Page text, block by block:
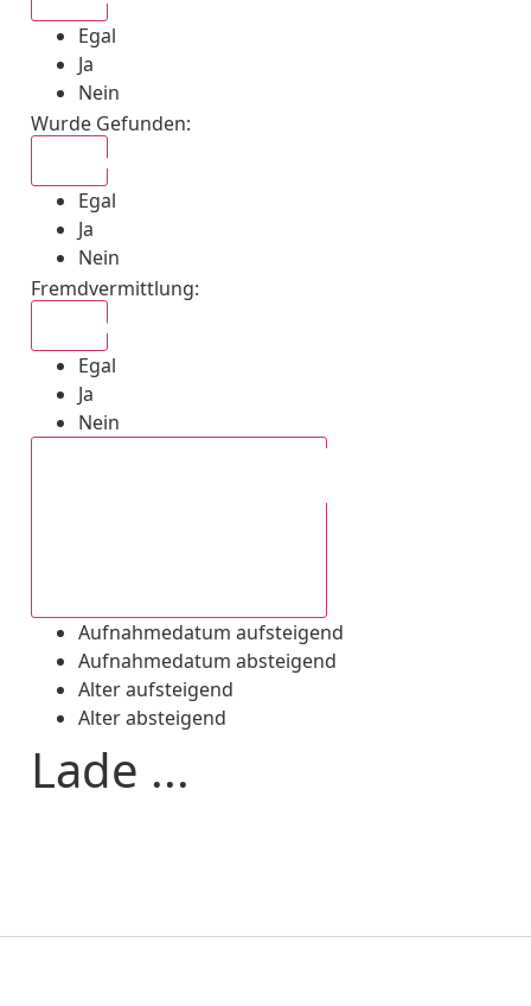
Egal
Ja
Nein
Wurde Gefunden:
Egal
Ja
Nein
Fremdvermittlung:
Egal
Ja
Nein
Aufnahmedatum aufsteigend
Aufnahmedatum absteigend
Alter aufsteigend
Alter absteigend
Lade ...